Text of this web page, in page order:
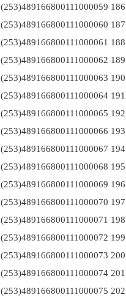
(253)489166800111000059 186
(253)489166800111000060 187
(253)489166800111000061 188
(253)489166800111000062 189
(253)489166800111000063 190
(253)489166800111000064 191
(253)489166800111000065 192
(253)489166800111000066 193
(253)489166800111000067 194
(253)489166800111000068 195
(253)489166800111000069 196
(253)489166800111000070 197
(253)489166800111000071 198
(253)489166800111000072 199
(253)489166800111000073 200
(253)489166800111000074 201
(253)489166800111000075 202